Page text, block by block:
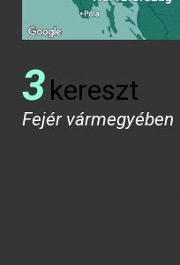
3kereszt
Fejér vármegyében